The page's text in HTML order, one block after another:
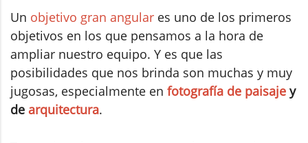
Un objetivo gran angular es uno de los primeros
objetivos en los que pensamos a la hora de
ampliar nuestro equipo. Y es que las
posibilidades que nos brinda son muchas y muy
jugosas, especialmente en fotografía de paisaje y
de arquitectura.